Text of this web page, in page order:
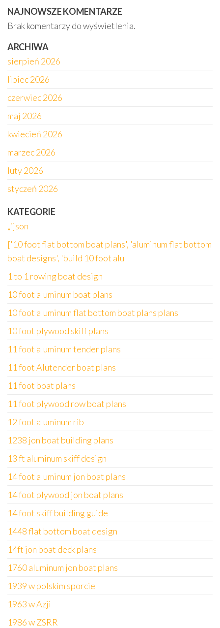
NAJNOWSZE KOMENTARZE
Brak komentarzy do wyświetlenia.
ARCHIWA
sierpień 2026
lipiec 2026
czerwiec 2026
maj 2026
kwiecień 2026
marzec 2026
luty 2026
styczeń 2026
KATEGORIE
„`json
['10 foot flat bottom boat plans', 'aluminum flat bottom
boat designs', 'build 10 foot alu
1 to 1 rowing boat design
10 foot aluminum boat plans
10 foot aluminum flat bottom boat plans plans
10 foot plywood skiff plans
11 foot aluminum tender plans
11 foot Alutender boat plans
11 foot boat plans
11 foot plywood row boat plans
12 foot aluminum rib
1238 jon boat building plans
13 ft aluminum skiff design
14 foot aluminum jon boat plans
14 foot plywood jon boat plans
14 foot skiff building guide
1448 flat bottom boat design
14ft jon boat deck plans
1760 aluminum jon boat plans
1939 w polskim sporcie
1963 w Azji
1986 w ZSRR